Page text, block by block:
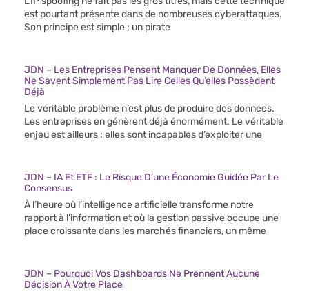
est pourtant présente dans de nombreuses cyberattaques.
Son principe est simple ; un pirate
JDN – Les Entreprises Pensent Manquer De Données, Elles
Ne Savent Simplement Pas Lire Celles Qu’elles Possèdent
Déjà
Le véritable problème n’est plus de produire des données.
Les entreprises en génèrent déjà énormément. Le véritable
enjeu est ailleurs : elles sont incapables d’exploiter une
JDN – IA Et ETF : Le Risque D’une Économie Guidée Par Le
Consensus
À l’heure où l’intelligence artificielle transforme notre
rapport à l’information et où la gestion passive occupe une
place croissante dans les marchés financiers, un même
JDN – Pourquoi Vos Dashboards Ne Prennent Aucune
Décision À Votre Place